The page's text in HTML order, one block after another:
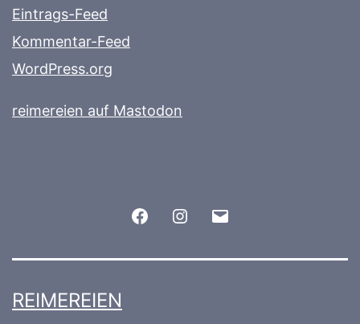
Eintrags-Feed
Kommentar-Feed
WordPress.org
reimereien auf Mastodon
FacebookInstagram
REIMEREIEN